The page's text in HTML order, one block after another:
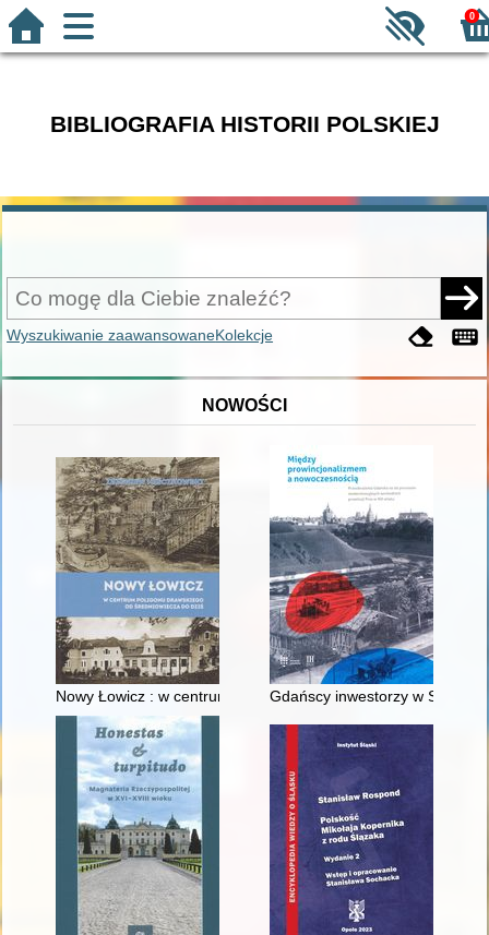
0
BIBLIOGRAFIA HISTORII POLSKIEJ
Wyszukiwanie zaawansowaneKolekcje
NOWOŚCI
Nowy Łowicz : w centrum poligonu drawskiego od
Gdańscy inwestorzy w